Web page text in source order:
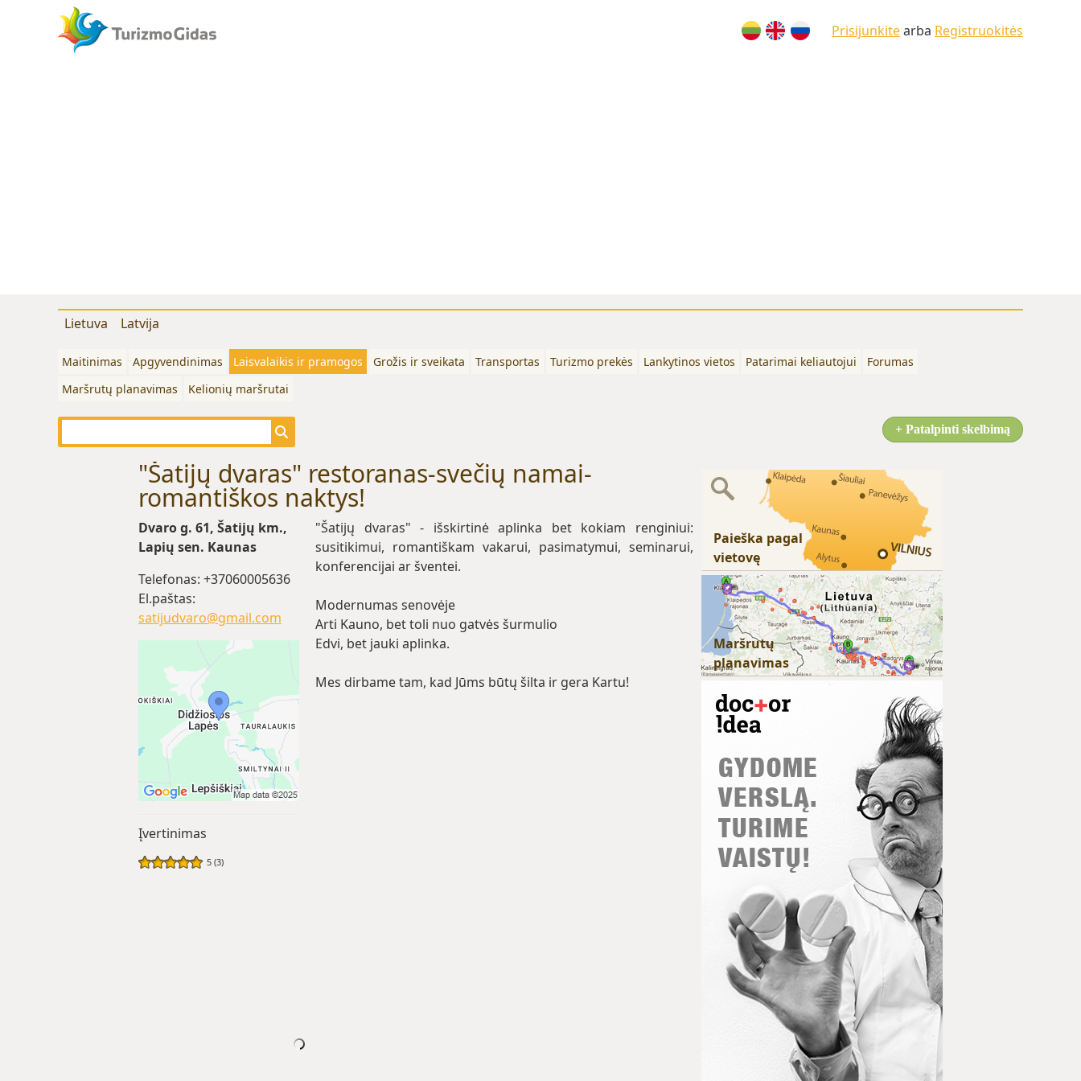
Prisijunkitearba Registruokitės
Lietuva Latvija
Maitinimas Apgyvendinimas Laisvalaikis ir pramogos Grožis ir sveikata Transportas Turizmo prekės Lankytinos vietos Patarimai keliautojui
Forumas
Maršrutų planavimas
Kelionių maršrutai
+ Patalpinti skelbimą
Paieška pagal
vietovę
Maršrutų
planavimas
"Šatijų dvaras" restoranas-svečių namai-
romantiškos naktys!
Dvaro g. 61, Šatijų km.,
Lapių sen. Kaunas
Telefonas: +37060005636
El.paštas:
satijudvaro@gmail.com
Įvertinimas
5 (3)
"Šatijų dvaras" - išskirtinė aplinka bet kokiam renginiui:
susitikimui, romantiškam vakarui, pasimatymui, seminarui,
konferencijai ar šventei.
Modernumas senovėje
Arti Kauno, bet toli nuo gatvės šurmulio
Edvi, bet jauki aplinka.
Mes dirbame tam, kad Jūms būtų šilta ir gera Kartu!